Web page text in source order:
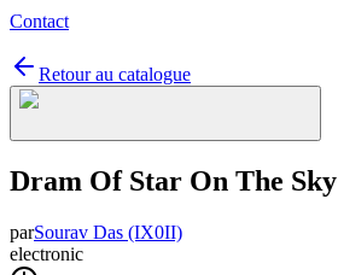
Contact
Retour au catalogue
Dram Of Star On The Sky
parSourav Das (IX0II)
electronic